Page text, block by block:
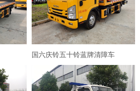
国六庆铃五十铃蓝牌清障车